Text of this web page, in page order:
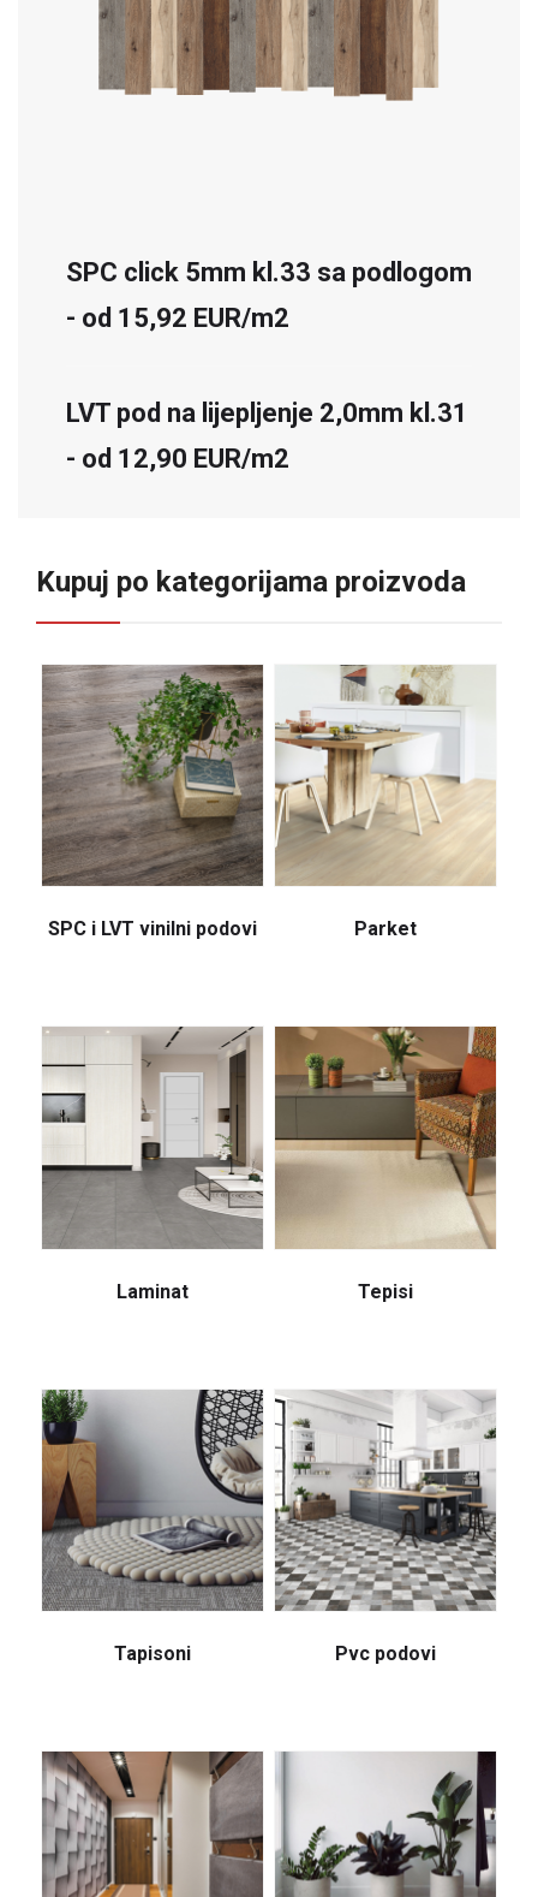
SPC click 5mm kl.33 sa podlogom
- od 15,92 EUR/m2
LVT pod na lijepljenje 2,0mm kl.31
- od 12,90 EUR/m2
Kupuj po kategorijama proizvoda
SPC i LVT vinilni podovi Parket
Laminat Tepisi
Tapisoni Pvc podovi